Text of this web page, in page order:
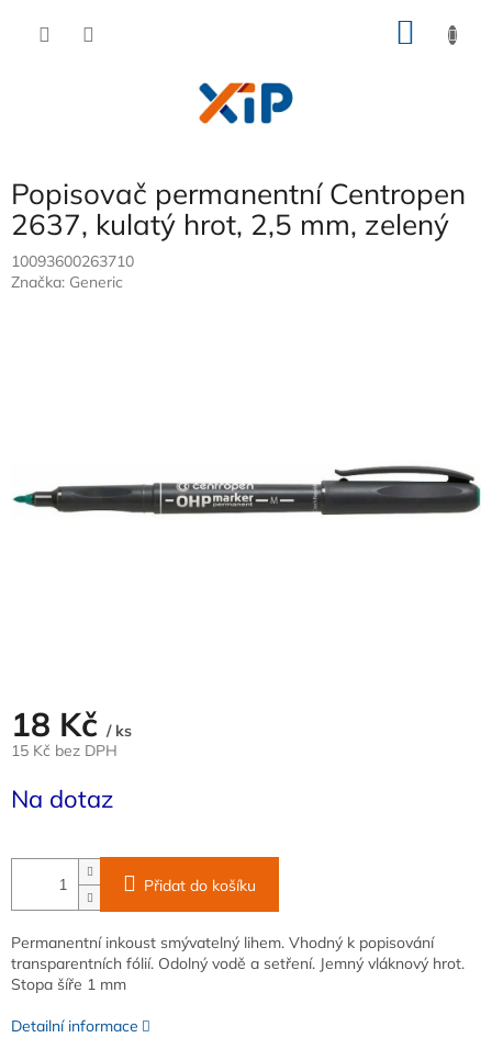
Popisovač permanentní Centropen
2637, kulatý hrot, 2,5 mm, zelený
10093600263710
Značka: Generic
18 Kč / ks
15 Kč bez DPH
cena:
Na dotaz
Přidat do košíku
Permanentní inkoust smývatelný lihem. Vhodný k popisování
transparentních fólií. Odolný vodě a setření. Jemný vláknový hrot.
Stopa šíře 1 mm
Detailní informace